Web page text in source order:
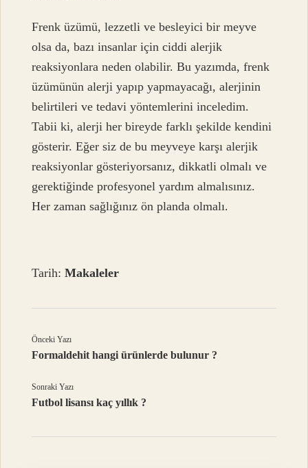
Frenk üzümü, lezzetli ve besleyici bir meyve
olsa da, bazı insanlar için ciddi alerjik
reaksiyonlara neden olabilir. Bu yazımda, frenk
üzümünün alerji yapıp yapmayacağı, alerjinin
belirtileri ve tedavi yöntemlerini inceledim.
Tabii ki, alerji her bireyde farklı şekilde kendini
gösterir. Eğer siz de bu meyveye karşı alerjik
reaksiyonlar gösteriyorsanız, dikkatli olmalı ve
gerektiğinde profesyonel yardım almalısınız.
Her zaman sağlığınız ön planda olmalı.
Tarih:Makaleler
Önceki Yazı
Formaldehit hangi ürünlerde bulunur ?
Sonraki Yazı
Futbol lisansı kaç yıllık ?